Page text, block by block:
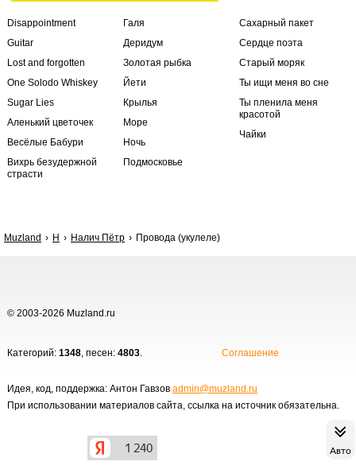
Авто
Disappointment
Guitar
Lost and forgotten
One Solodo Whiskey
Sugar Lies
Аленький цветочек
Весёлые Бабури
Вихрь безудержной
страсти
Галя
Деридум
Золотая рыбка
Йети
Крылья
Море
Ночь
Подмосковье
Сахарный пакет
Сердце поэта
Старый моряк
Ты ищи меня во сне
Ты пленила меня
красотой
Чайки
Muzland Н Налич Пётр Провода (укулеле)
© 2003-2026 Muzland.ru
Категорий: 1348, песен: 4803. Соглашение
Идея, код, поддержка: Антон Гавзов admin@muzland.ru
При использовании материалов сайта, ссылка на источник обязательна.